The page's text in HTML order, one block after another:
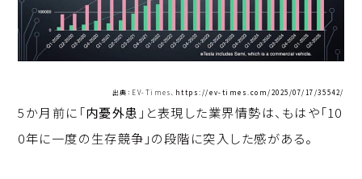
出典：EV-Times、 https://ev-times.com/2025/07/17/35542/
5か月前に「内憂外患 」と表現した業界情勢は、もはや「10
0年に一度の生存競争」の段階に突入した感がある。